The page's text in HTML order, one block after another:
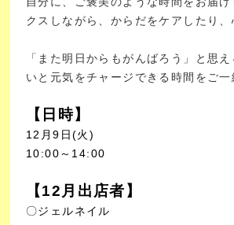
クスしながら、からだをケアしたり、
「また明日からもがんばろう」と思
いと元気をチャージできる時間をご一
【日時】
12月9日(火)
10:00～14:00
【12月出店者】
〇ジェルネイル